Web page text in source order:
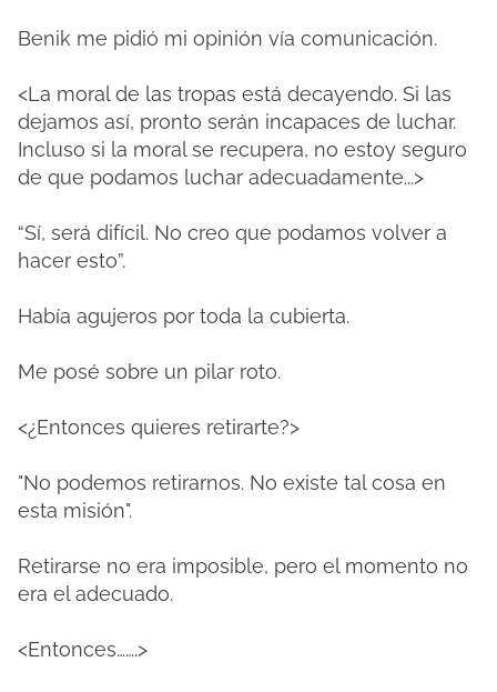
Benik me pidió mi opinión vía comunicación.
<La moral de las tropas está decayendo. Si las
dejamos así, pronto serán incapaces de luchar.
Incluso si la moral se recupera, no estoy seguro
de que podamos luchar adecuadamente...>
“Sí, será difícil. No creo que podamos volver a
hacer esto”.
Había agujeros por toda la cubierta.
Me posé sobre un pilar roto.
<¿Entonces quieres retirarte?>
"No podemos retirarnos. No existe tal cosa en
esta misión".
Retirarse no era imposible, pero el momento no
era el adecuado.
<Entonces…….>